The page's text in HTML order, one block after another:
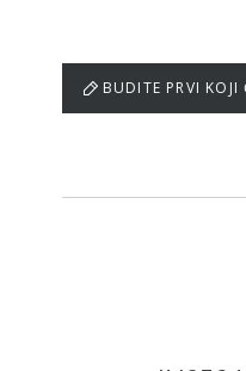
BUDITE PRVI KOJI